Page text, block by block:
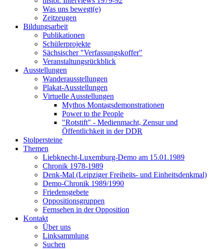
Was uns bewegt(e)
Zeitzeugen
Bildungsarbeit
Publikationen
Schülerprojekte
Sächsischer "Verfassungskoffer"
Veranstaltungsrückblick
Ausstellungen
Wanderausstellungen
Plakat-Ausstellungen
Virtuelle Ausstellungen
Mythos Montagsdemonstrationen
Power to the People
"Rotstift" - Medienmacht, Zensur und
Öffentlichkeit in der DDR
Stolpersteine
Themen
Liebknecht-Luxemburg-Demo am 15.01.1989
Chronik 1978-1989
Denk-Mal (Leipziger Freiheits- und Einheitsdenkmal)
Demo-Chronik 1989/1990
Friedensgebete
Oppositionsgruppen
Fernsehen in der Opposition
Kontakt
Über uns
Linksammlung
Suchen